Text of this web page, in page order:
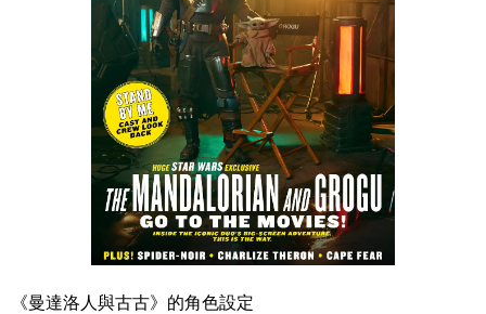
《曼達洛人與古古》的角色設定